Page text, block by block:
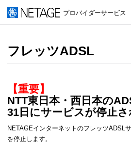
プロバイダーサービス
フレッツADSL
【重要】
NTT東日本・西日本の
31日にサービスが停止
NETAGEインターネットのフレッツADSL
を停止します。